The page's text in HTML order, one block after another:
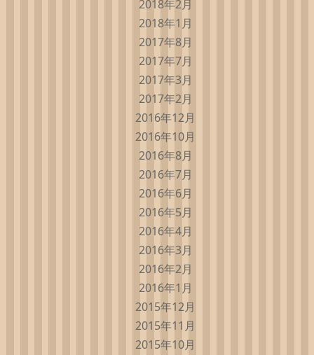
2018年2月
2018年1月
2017年8月
2017年7月
2017年3月
2017年2月
2016年12月
2016年10月
2016年8月
2016年7月
2016年6月
2016年5月
2016年4月
2016年3月
2016年2月
2016年1月
2015年12月
2015年11月
2015年10月